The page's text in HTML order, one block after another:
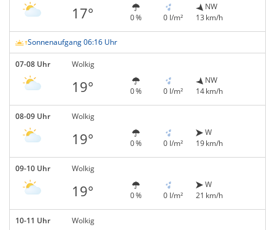
17° 0 % 0 l/m²
NW
13 km/h
Sonnenaufgang 06:16 Uhr
07-08 Uhr Wolkig
19° 0 % 0 l/m²
NW
14 km/h
08-09 Uhr Wolkig
19° 0 % 0 l/m²
W
19 km/h
09-10 Uhr Wolkig
19° 0 % 0 l/m²
W
21 km/h
10-11 Uhr Wolkig